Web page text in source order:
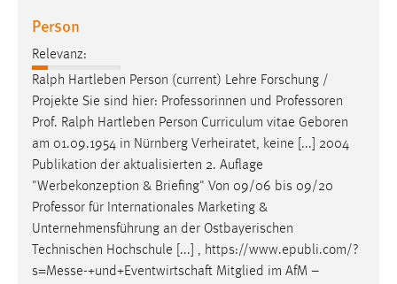
Person
Relevanz:
Ralph Hartleben Person (current) Lehre Forschung /
Projekte Sie sind hier: Professorinnen und Professoren
Prof. Ralph Hartleben Person Curriculum vitae Geboren
am 01.09.1954 in Nürnberg Verheiratet, keine [...] 2004
Publikation der aktualisierten 2. Auflage
"Werbekonzeption & Briefing" Von 09/06 bis 09/20
Professor für Internationales Marketing &
Unternehmensführung an der Ostbayerischen
Technischen Hochschule [...] , https://www.epubli.com/?
s=Messe-+und+Eventwirtschaft Mitglied im AfM –